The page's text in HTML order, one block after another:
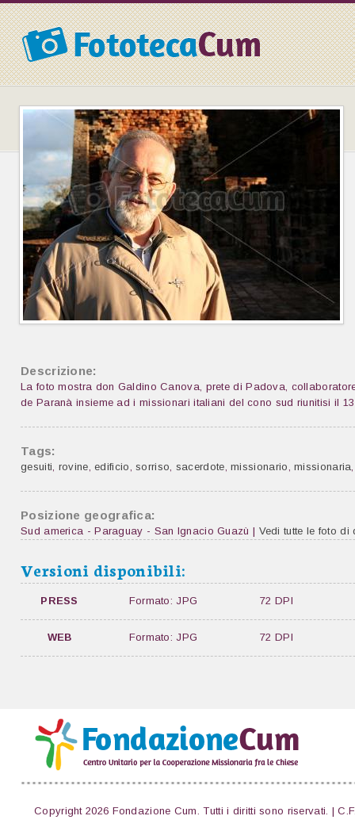
Descrizione:
La foto mostra don Galdino Canova, prete di Padova,
de Paranà insieme ad i missionari italiani del cono sud riunitisi il
Tags:
gesuiti, rovine,edificio,sorriso, sacerdote,missionario,missionaria
Posizione geografica:
Sud america - Paraguay - San Ignacio Guazù | Vedi tutte le foto di
Versioni disponibili:
PRESS Formato: JPG 72 DPI
WEB Formato: JPG 72 DPI
Copyright 2026 Fondazione Cum. Tutti i diritti sono riservati. |